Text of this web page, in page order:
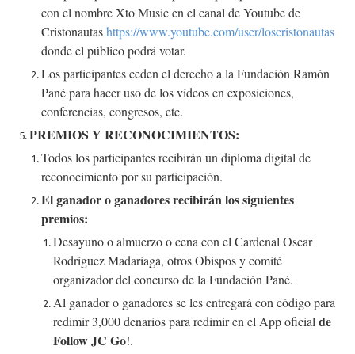
con el nombre Xto Music en el canal de Youtube de
Cristonautashttps://www.youtube.com/user/loscristonautas
donde el público podrá votar.
Los participantes ceden el derecho a la Fundación Ramón
Pané para hacer uso de los vídeos en exposiciones,
conferencias, congresos, etc.
PREMIOS Y RECONOCIMIENTOS:
Todos los participantes recibirán un diploma digital de
reconocimiento por su participación.
El ganador o ganadores recibirán los siguientes
premios:
Desayuno o almuerzo o cena con el Cardenal Oscar
Rodríguez Madariaga, otros Obispos y comité
organizador del concurso de la Fundación Pané.
Al ganador o ganadores se les entregará con código para
redimir 3,000 denarios para redimir en el App oficialde
Follow JC Go!.